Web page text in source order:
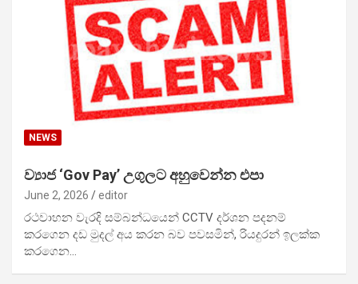
NEWS
ව්‍යාජ ‘Gov Pay’ උගුලට අහුවෙන්න එපා
June 2, 2026 editor
රථවාහන වැරදි සම්බන්ධයෙන් CCTV දර්ශන පදනම්
කරගෙන දඩ මුදල් අය කරන බව පවසමින්, රියදුරන් ඉලක්ක
කරගෙන…